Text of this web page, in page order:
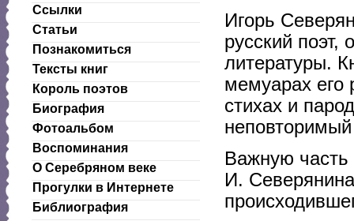
Ссылки
Статьи
Познакомиться
Тексты книг
Король поэтов
Биография
Фотоальбом
Воспоминания
О Серебряном веке
Прогулки в Интернете
Библиография
Игорь
русский поэт,
литературы.
мемуарах его
стихах и
Важную часть
И.